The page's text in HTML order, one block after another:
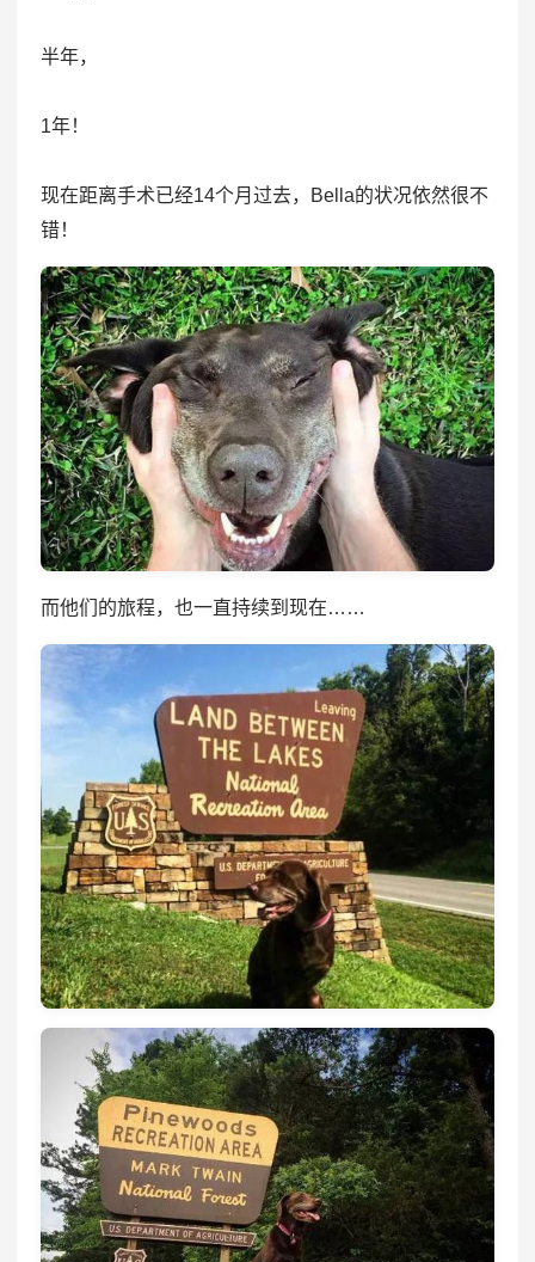
半年，
1年！
现在距离手术已经14个月过去，Bella的状况依然很不
错！
而他们的旅程，也一直持续到现在……